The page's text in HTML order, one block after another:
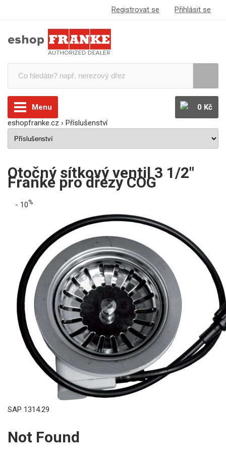
Registrovat se Přihlásit se
Menu
0 Kč
eshopfranke.cz › Příslušenství
Otočný sítkový ventil 3 1/2"
Franke pro dřezy COG
- 10%
SAP 1314.29
Not Found